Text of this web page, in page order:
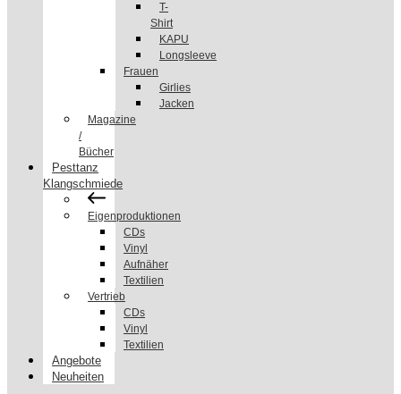
T-
Shirt
KAPU
Longsleeve
Frauen
Girlies
Jacken
Magazine
/
Bücher
Pesttanz
Klangschmiede
Eigenproduktionen
CDs
Vinyl
Aufnäher
Textilien
Vertrieb
CDs
Vinyl
Textilien
Angebote
Neuheiten